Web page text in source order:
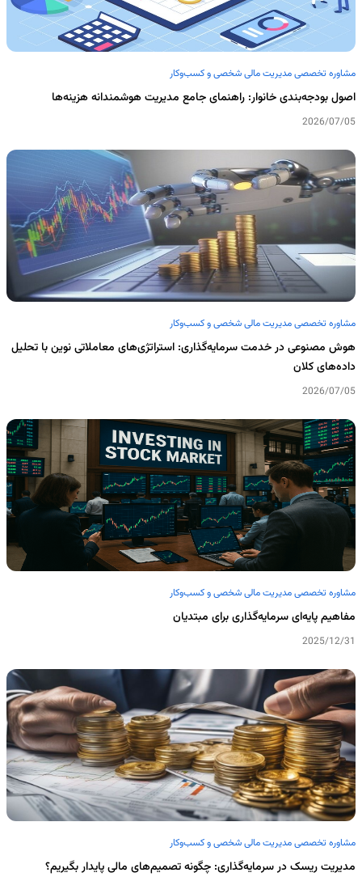
مشاوره تخصصی مدیریت مالی شخصی و کسب‌وکار
اصول بودجه‌بندی خانوار: راهنمای جامع مدیریت هوشمندانه هزینه‌ها
2026/07/05
مشاوره تخصصی مدیریت مالی شخصی و کسب‌وکار
هوش مصنوعی در خدمت سرمایه‌گذاری: استراتژی‌های معاملاتی نوین با تحلیل
داده‌های کلان
2026/07/05
مشاوره تخصصی مدیریت مالی شخصی و کسب‌وکار
مفاهیم پایه‌ای سرمایه‌گذاری برای مبتدیان
2025/12/31
مشاوره تخصصی مدیریت مالی شخصی و کسب‌وکار
مدیریت ریسک در سرمایه‌گذاری: چگونه تصمیم‌های مالی پایدار بگیریم؟